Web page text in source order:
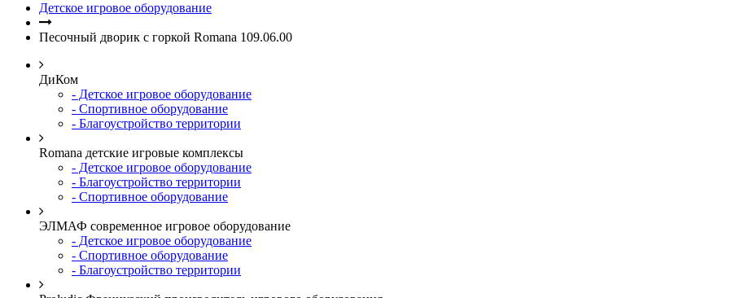
Детское игровое оборудование
Песочный дворик с горкой Romana 109.06.00
ДиКом
- Детское игровое оборудование
- Спортивное оборудование
- Благоустройство территории
Romana детские игровые комплексы
- Детское игровое оборудование
- Благоустройство территории
- Спортивное оборудование
ЭЛМАФ современное игровое оборудование
- Детское игровое оборудование
- Спортивное оборудование
- Благоустройство территории